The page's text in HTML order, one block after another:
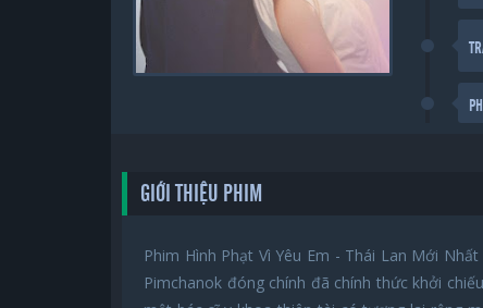
GIỚI THIỆU PHIM
Phim Hình Phạt Vì Yêu Em - Thái Lan Mới
Pimchanok đóng chính đã chính thức khởi